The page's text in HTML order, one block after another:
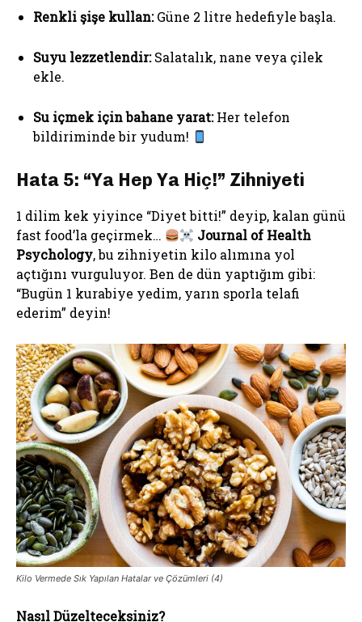
Renkli şişe kullan:Güne 2 litre hedefiyle başla.
Suyu lezzetlendir:Salatalık, nane veya çilek
ekle.
Su içmek için bahane yarat:Her telefon
bildiriminde bir yudum!
Hata 5: “Ya Hep Ya Hiç!” Zihniyeti
1 dilim kek yiyince “Diyet bitti!” deyip, kalan günü
fast food’la geçirmek…
Journal of Health
Psychology, bu zihniyetin kilo alımına yol
açtığını vurguluyor. Ben de dün yaptığım gibi:
“Bugün 1 kurabiye yedim, yarın sporla telafi
ederim” deyin!
Kilo Vermede Sık Yapılan Hatalar ve Çözümleri (4)
Nasıl Düzelteceksiniz?